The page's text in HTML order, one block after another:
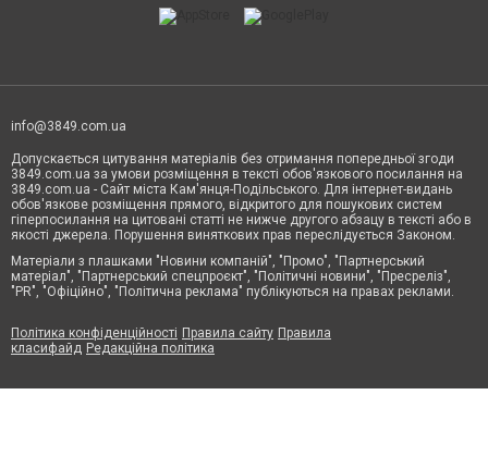
info@3849.com.ua
Допускається цитування матеріалів без отримання попередньої згоди
3849.com.ua за умови розміщення в тексті обов'язкового посилання на
3849.com.ua - Сайт міста Кам'янця-Подільського. Для інтернет-видань
обов'язкове розміщення прямого, відкритого для пошукових систем
гіперпосилання на цитовані статті не нижче другого абзацу в тексті або в
якості джерела. Порушення виняткових прав переслідується Законом.
Матеріали з плашками "Новини компаній", "Промо", "Партнерський
матеріал", "Партнерський спецпроєкт", "Політичні новини", "Пресреліз",
"PR", "Офіційно", "Політична реклама" публікуються на правах реклами.
Політика конфіденційності Правила сайту Правила
класифайд Редакційна політика